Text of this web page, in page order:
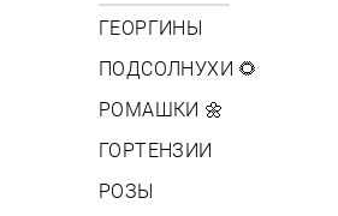
ГЕОРГИНЫ
ПОДСОЛНУХИ 🌻
РОМАШКИ 🌼
ГОРТЕНЗИИ
РОЗЫ